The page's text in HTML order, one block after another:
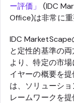
ー評価」
(IDC
Office)は非常に重
IDC
と定性的基準の
より、特定の市
イヤーの概要を
は、ソリューシ
レームワークを